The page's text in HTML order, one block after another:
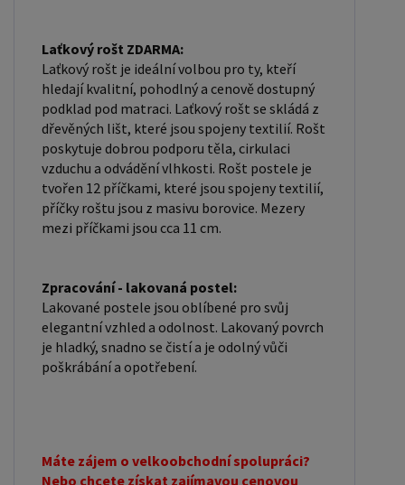
Laťkový rošt ZDARMA:
Laťkový rošt je ideální volbou pro ty, kteří
hledají kvalitní, pohodlný a cenově dostupný
podklad pod matraci. Laťkový rošt se skládá z
dřevěných lišt, které jsou spojeny textilií. Rošt
poskytuje dobrou podporu těla, cirkulaci
vzduchu a odvádění vlhkosti. Rošt postele je
tvořen 12 příčkami, které jsou spojeny textilií,
příčky roštu jsou z masivu borovice. Mezery
mezi příčkami jsou cca 11 cm.
Zpracování - lakovaná postel:
Lakované postele jsou oblíbené pro svůj
elegantní vzhled a odolnost. Lakovaný povrch
je hladký, snadno se čistí a je odolný vůči
poškrábání a opotřebení.
Máte zájem o velkoobchodní spolupráci?
Nebo chcete získat zajímavou cenovou